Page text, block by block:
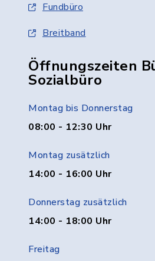
Fundbüro
Breitband
Öffnungszeiten
Sozialbüro
Montag bis Donnerstag
08:00 - 12:30 Uhr
Montag zusätzlich
14:00 - 16:00 Uhr
Donnerstag zusätzlich
14:00 - 18:00 Uhr
Freitag